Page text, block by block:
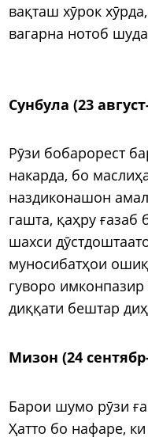
вақташ хӯрок
вагарна нотоб
Сунбула (23
Рӯзи бобарорест
накарда, бо
наздиконашон
гашта, қаҳру
шахси
муносибатҳои
гуворо имконпазир
диққати бештар
Мизон (24
Барои шумо рӯзи
Ҳатто бо нафаре,